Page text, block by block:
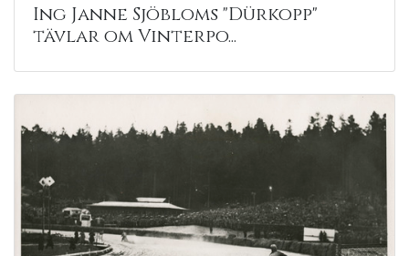
Ing Janne Sjöbloms "Dürkopp"
tävlar om Vinterpo...